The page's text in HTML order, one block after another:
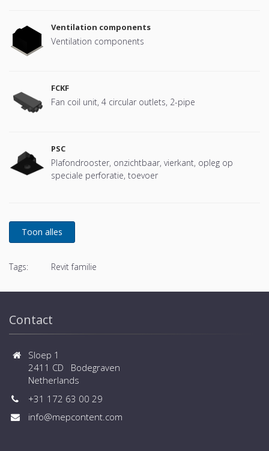
Ventilation components
Ventilation components
FCKF
Fan coil unit, 4 circular outlets, 2-pipe
PSC
Plafondrooster, onzichtbaar, vierkant, opleg op
speciale perforatie, toevoer
Tags: Revit familie
Contact
Sloep 1
2411 CD Bodegraven
Netherlands
+31 172 63 00 29
info@mepcontent.com